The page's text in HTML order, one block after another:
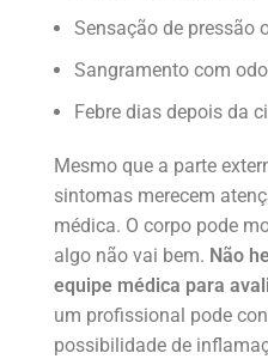
Sensação de pressão
Sangramento com
Febre dias depois da
Mesmo que a parte
sintomas merecem
médica. O corpo pode
algo não vai bem. Não
equipe médica para
um profissional pode
possibilidade de